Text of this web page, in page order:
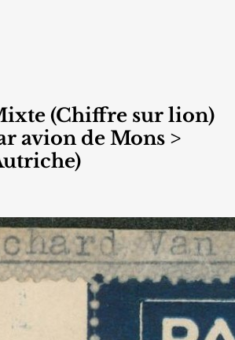
(Chiffre sur lion)
avion de Mons >